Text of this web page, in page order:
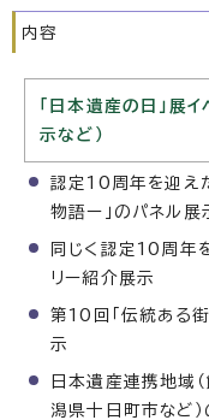
内容
「日本遺産の日」展
示など）
認定10周年を迎え
物語ー」のパネル展
同じく認定10周年
リー紹介展示
第10回「伝統ある
示
日本遺産連携地域
潟県十日町市など）